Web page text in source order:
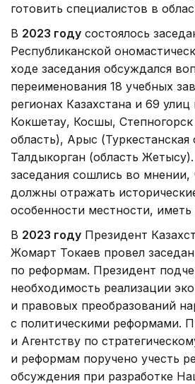
готовить специалистов в
В 2023 году состоялось
Республиканской
ходе заседания обсуждался
переименования 18 учебных
регионах Казахстана и 69 улиц
Кокшетау, Косшы,
область), Арыс (Туркестанская
Талдыкорган (область
заседания сошлись во мнении,
должны отражать
особенности местности,
В 2023 году Президент
Жомарт Токаев провел
по реформам. Президент
необходимость реализации
и правовых преобразований
с политическими реформами.
и Агентству по
и реформам поручено учесть
обсуждения при разработке